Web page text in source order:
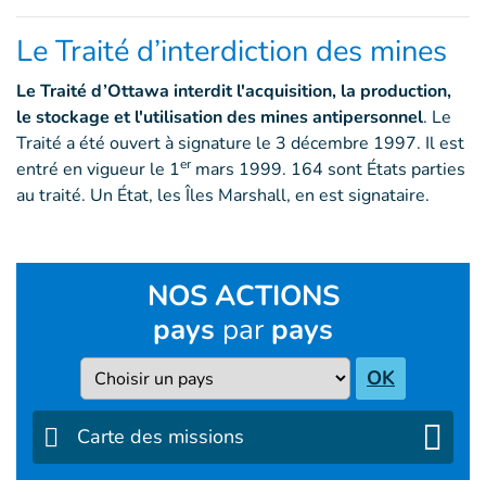
Le Traité d’interdiction des mines
Le Traité d’Ottawa interdit l'acquisition, la production,
le stockage et l'utilisation des mines antipersonnel. Le
Traité a été ouvert à signature le 3 décembre 1997. Il est
entré en vigueur le 1ermars 1999. 164 sont États parties
au traité. Un État, les Îles Marshall, en est signataire.
NOS ACTIONS
pays par pays
Pays OK
Carte des missions